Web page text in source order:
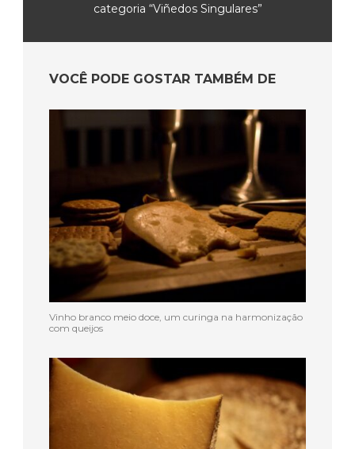
categoria “Viñedos Singulares”
VOCÊ PODE GOSTAR TAMBÉM DE
Vinho branco meio doce, um curinga na harmonização
com queijos